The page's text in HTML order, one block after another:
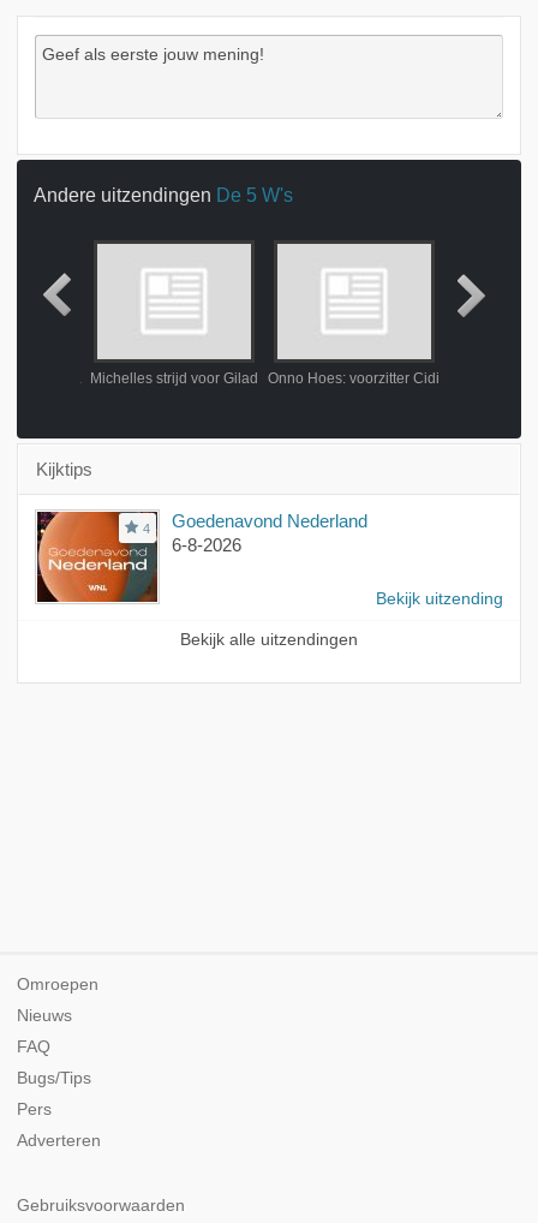
Andere uitzendingen De 5 W's
Grishaver en de namenwand Michelles strijd voor Gilad Onno Hoes: voorzitter Cidi
Kijktips
4
Goedenavond Nederland
6-8-2026
Bekijk uitzending
Bekijk alle uitzendingen
Omroepen
Nieuws
FAQ
Bugs/Tips
Pers
Adverteren
Gebruiksvoorwaarden